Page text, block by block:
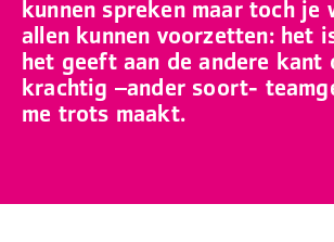
kunnen spreken maar toch je
allen kunnen voorzetten: het
het geeft aan de andere kant
krachtig –ander soort-
me trots maakt.